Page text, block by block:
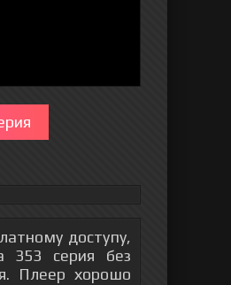
доступу,
353 серия без
Плеер хорошо